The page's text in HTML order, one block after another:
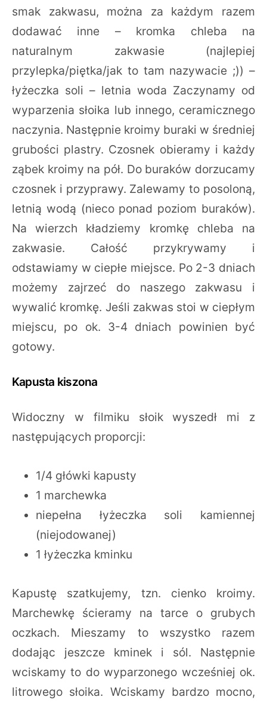
smak zakwasu, można za każdym razem
dodawać inne – kromka chleba na
naturalnym zakwasie (najlepiej
przylepka/piętka/jak to tam nazywacie ;)) –
łyżeczka soli – letnia woda Zaczynamy od
wyparzenia słoika lub innego, ceramicznego
naczynia. Następnie kroimy buraki w średniej
grubości plastry. Czosnek obieramy i każdy
ząbek kroimy na pół. Do buraków dorzucamy
czosnek i przyprawy. Zalewamy to posoloną,
letnią wodą (nieco ponad poziom buraków).
Na wierzch kładziemy kromkę chleba na
zakwasie. Całość przykrywamy i
odstawiamy w ciepłe miejsce. Po 2-3 dniach
możemy zajrzeć do naszego zakwasu i
wywalić kromkę. Jeśli zakwas stoi w ciepłym
miejscu, po ok. 3-4 dniach powinien być
gotowy.
Kapusta kiszona
Widoczny w filmiku słoik wyszedł mi z
następujących proporcji:
1/4 główki kapusty
1 marchewka
niepełna łyżeczka soli kamiennej
(niejodowanej)
1 łyżeczka kminku
Kapustę szatkujemy, tzn. cienko kroimy.
Marchewkę ścieramy na tarce o grubych
oczkach. Mieszamy to wszystko razem
dodając jeszcze kminek i sól. Następnie
wciskamy to do wyparzonego wcześniej ok.
litrowego słoika. Wciskamy bardzo mocno,